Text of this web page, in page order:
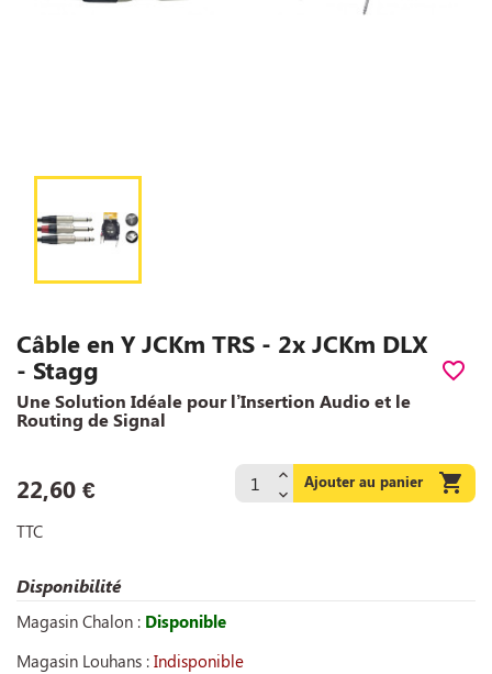
Câble en Y JCKm TRS - 2x JCKm DLX
- Stagg
favorite_border
Une Solution Idéale pour l’Insertion Audio et le
Routing de Signal
22,60 € Ajouter au panier 
TTC
Disponibilité
Magasin Chalon : Disponible
Magasin Louhans : Indisponible